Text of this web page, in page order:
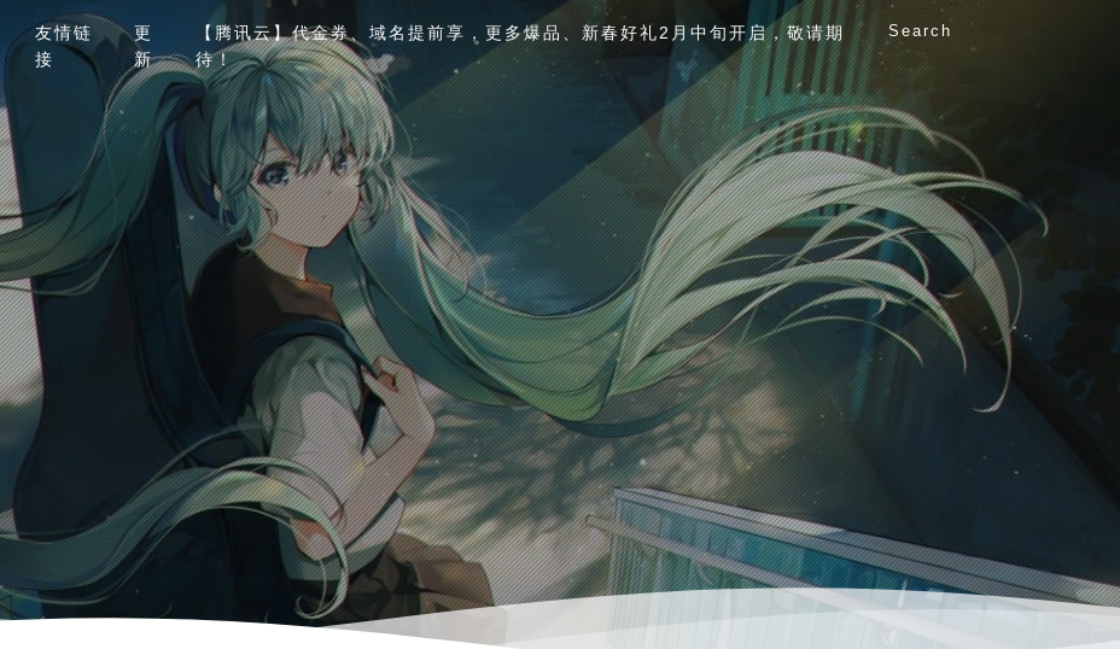
友情链
接
更
新
【腾讯云】代金券、域名提前享，更多爆品、新春好礼2月中旬开启，敬请期
待！
Search